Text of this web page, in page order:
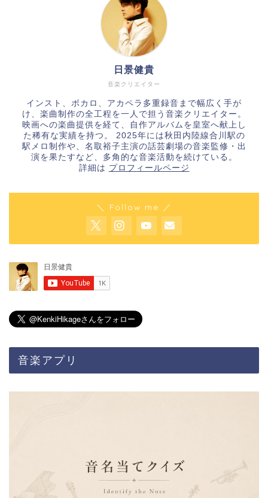
音楽クリエイター
日景健貴
インスト、ボカロ、アカペラ多重録音まで幅広く手が
け、楽曲制作の全工程を一人で担う音楽クリエイター。
映画への楽曲提供を経て、自作アルバムを皇室へ献上し
た稀有な実績を持つ。 2025年には秋田内陸線合川駅の
駅メロ制作や、名取裕子主演の話芸劇場の音楽監修・出
演を果たすなど、多角的な音楽活動を続けている。
詳細は プロフィールページ
＼ Follow me ／
音楽アプリ